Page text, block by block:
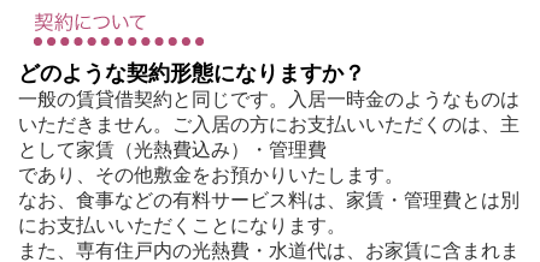
どのような契約形態になりますか？
一般の賃貸借契約と同じです。入居一時金のようなものは
いただきません。ご入居の方にお支払いいただくのは、主
として家賃（光熱費込み）・管理費
であり、その他敷金をお預かりいたします。
なお、食事などの有料サービス料は、家賃・管理費とは別
にお支払いいただくことになります。
また、専有住戸内の光熱費・水道代は、お家賃に含まれま